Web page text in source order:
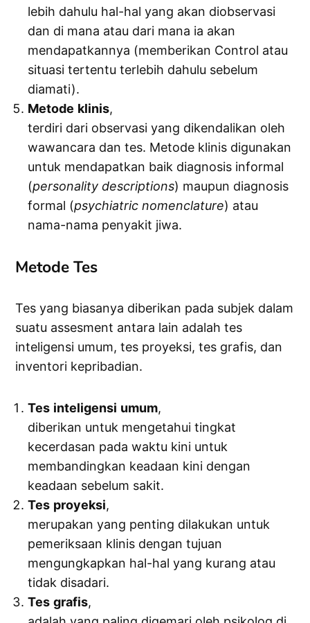
lebih dahulu hal-hal yang akan diobservasi
dan di mana atau dari mana ia akan
mendapatkannya (memberikan Control atau
situasi tertentu terlebih dahulu sebelum
diamati).
Metode klinis,
terdiri dari observasi yang dikendalikan oleh
wawancara dan tes. Metode klinis digunakan
untuk mendapatkan baik diagnosis informal
(personality descriptions) maupun diagnosis
formal (psychiatric nomenclature) atau
nama-nama penyakit jiwa.
Metode Tes
Tes yang biasanya diberikan pada subjek dalam
suatu assesment antara lain adalah tes
inteligensi umum, tes proyeksi, tes grafis, dan
inventori kepribadian.
Tes inteligensi umum,
diberikan untuk mengetahui tingkat
kecerdasan pada waktu kini untuk
membandingkan keadaan kini dengan
keadaan sebelum sakit.
Tes proyeksi,
merupakan yang penting dilakukan untuk
pemeriksaan klinis dengan tujuan
mengungkapkan hal-hal yang kurang atau
tidak disadari.
Tes grafis,